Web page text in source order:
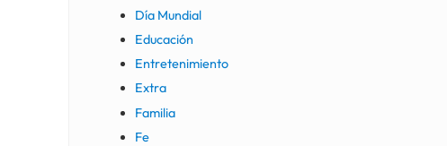
Día Mundial
Educación
Entretenimiento
Extra
Familia
Fe